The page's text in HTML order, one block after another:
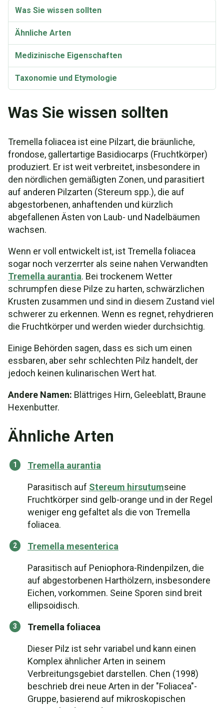
Was Sie wissen sollten
Ähnliche Arten
Medizinische Eigenschaften
Taxonomie und Etymologie
Was Sie wissen sollten
Tremella foliacea ist eine Pilzart, die bräunliche,
frondose, gallertartige Basidiocarps (Fruchtkörper)
produziert. Er ist weit verbreitet, insbesondere in
den nördlichen gemäßigten Zonen, und parasitiert
auf anderen Pilzarten (Stereum spp.), die auf
abgestorbenen, anhaftenden und kürzlich
abgefallenen Ästen von Laub- und Nadelbäumen
wachsen.
Wenn er voll entwickelt ist, ist Tremella foliacea
sogar noch verzerrter als seine nahen Verwandten
Tremella aurantia. Bei trockenem Wetter
schrumpfen diese Pilze zu harten, schwärzlichen
Krusten zusammen und sind in diesem Zustand viel
schwerer zu erkennen. Wenn es regnet, rehydrieren
die Fruchtkörper und werden wieder durchsichtig.
Einige Behörden sagen, dass es sich um einen
essbaren, aber sehr schlechten Pilz handelt, der
jedoch keinen kulinarischen Wert hat.
Andere Namen: Blättriges Hirn, Geleeblatt, Braune
Hexenbutter.
Ähnliche Arten
Tremella aurantia
Parasitisch auf Stereum hirsutumseine
Fruchtkörper sind gelb-orange und in der Regel
weniger eng gefaltet als die von Tremella
foliacea.
Tremella mesenterica
Parasitisch auf Peniophora-Rindenpilzen, die
auf abgestorbenen Harthölzern, insbesondere
Eichen, vorkommen. Seine Sporen sind breit
ellipsoidisch.
Tremella foliacea
Dieser Pilz ist sehr variabel und kann einen
Komplex ähnlicher Arten in seinem
Verbreitungsgebiet darstellen. Chen (1998)
beschrieb drei neue Arten in der "Foliacea"-
Gruppe, basierend auf mikroskopischen